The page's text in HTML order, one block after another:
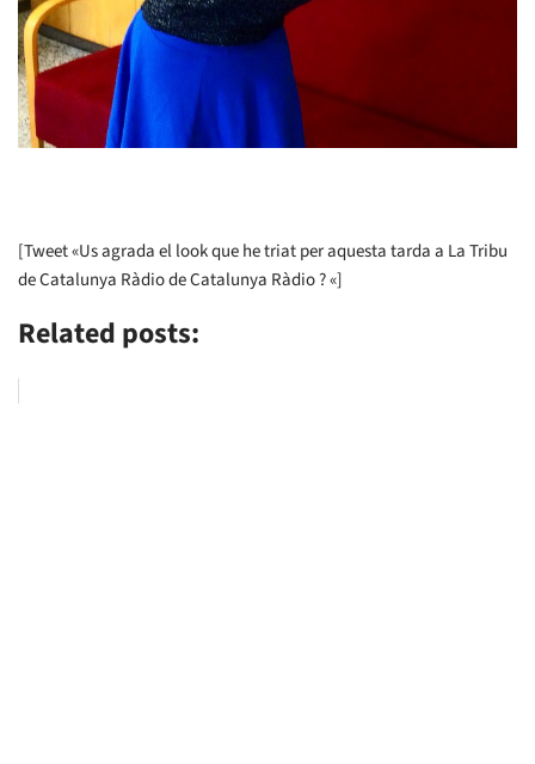
[Tweet «Us agrada el look que he triat per aquesta tarda a La Tribu
de Catalunya Ràdio de Catalunya Ràdio ? «]
Related posts: